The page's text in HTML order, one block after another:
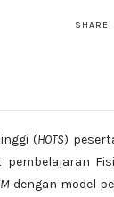
SHARE
(HOTS)
dengan model